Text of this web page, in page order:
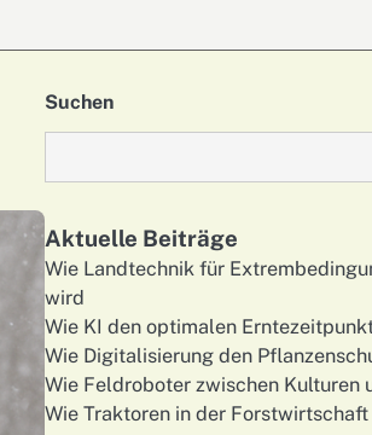
Suchen
Aktuelle Beiträge
Wie Landtechnik für
wird
Wie KI den optimalen
Wie Digitalisierung den
Wie Feldroboter zwischen Kulturen
Wie Traktoren in der